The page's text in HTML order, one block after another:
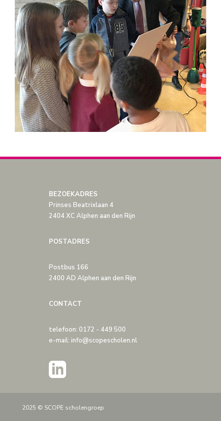
BEZOEKADRES
Prinses Beatrixlaan 4
2404 XC Alphen aan den Rijn
POSTADRES
Postbus 166
2400 AD Alphen aan den Rijn
CONTACT
telefoon: 0172 - 449 500
e-mail: info@scopescholen.nl
2025 © SCOPE scholengroep